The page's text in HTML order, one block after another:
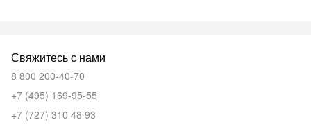
Свяжитесь с нами
8 800 200-40-70
+7 (495) 169-95-55
+7 (727) 310 48 93